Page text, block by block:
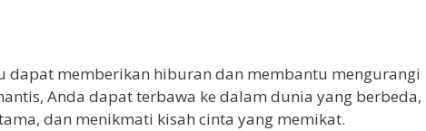
dapat memberikan hiburan dan membantu mengurangi
Anda dapat terbawa ke dalam dunia yang berbeda,
dan menikmati kisah cinta yang memikat.